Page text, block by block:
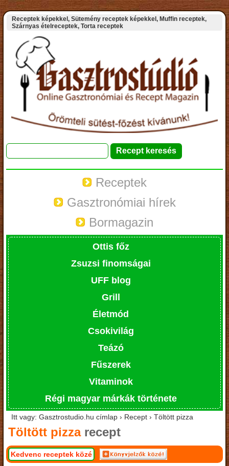
Receptek képekkel, Sütemény receptek képekkel, Muffin receptek,
Szárnyas ételreceptek, Torta receptek
Receptek
Gasztronómiai hírek
Bormagazin
Ottis főz
Zsuzsi finomságai
UFF blog
Grill
Életmód
Csokivilág
Teázó
Fűszerek
Vitaminok
Régi magyar márkák története
Itt vagy: Gasztrostudio.hu címlap › Recept › Töltött pizza
Töltött pizzarecept
Kedvenc receptek közé